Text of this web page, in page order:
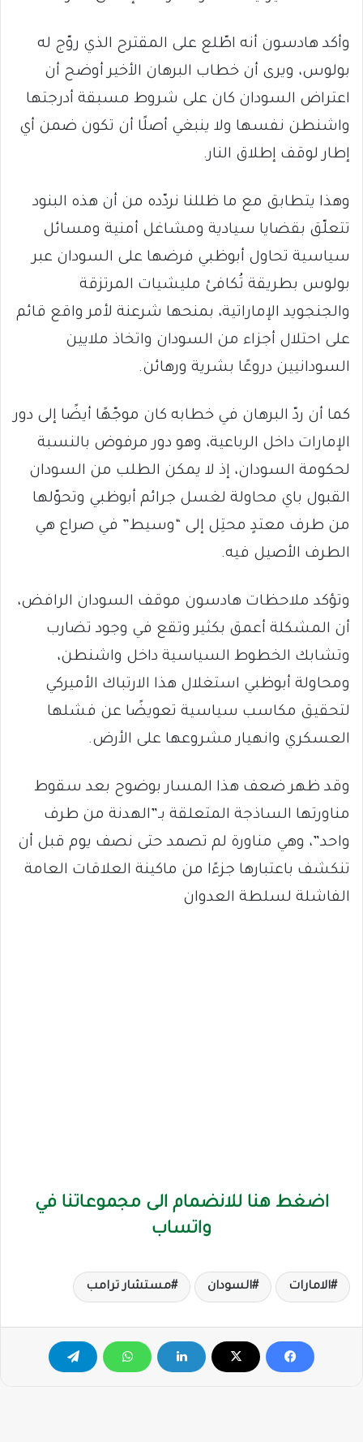
وأكد هادسون أنه اطّلع على المقترح الذي روّج له
بولوس، ويرى أن خطاب البرهان الأخير أوضح أن
اعتراض السودان كان على شروط مسبقة أدرجتها
واشنطن نفسها ولا ينبغي أصلًا أن تكون ضمن أي
إطار لوقف إطلاق النار.
وهذا يتطابق مع ما ظللنا نردّده من أن هذه البنود
تتعلّق بقضايا سيادية ومشاغل أمنية ومسائل
سياسية تحاول أبوظبي فرضها على السودان عبر
بولوس بطريقة تُكافئ مليشيات المرتزقة
والجنجويد الإماراتية، بمنحها شرعنة لأمر واقع قائم
على احتلال أجزاء من السودان واتخاذ ملايين
السودانيين دروعًا بشرية ورهائن.
كما أن ردّ البرهان في خطابه كان موجّهًا أيضًا إلى دور
الإمارات داخل الرباعية، وهو دور مرفوض بالنسبة
لحكومة السودان، إذ لا يمكن الطلب من السودان
القبول باي محاولة لغسل جرائم أبوظبي وتحوّلها
من طرف معتدٍ محتِل إلى “وسيط” في صراع هي
الطرف الأصيل فيه.
وتؤكد ملاحظات هادسون موقف السودان الرافض،
أن المشكلة أعمق بكثير وتقع في وجود تضارب
وتشابك الخطوط السياسية داخل واشنطن،
ومحاولة أبوظبي استغلال هذا الارتباك الأميركي
لتحقيق مكاسب سياسية تعويضًا عن فشلها
العسكري وانهيار مشروعها على الأرض.
وقد ظهر ضعف هذا المسار بوضوح بعد سقوط
مناورتها الساذجة المتعلقة بـ”الهدنة من طرف
واحد”، وهي مناورة لم تصمد حتى نصف يوم قبل أن
تنكشف باعتبارها جزءًا من ماكينة العلاقات العامة
الفاشلة لسلطة العدوان
اضغط هنا للانضمام الى مجموعاتنا في
واتساب
الامارات السودان مستشار ترامب